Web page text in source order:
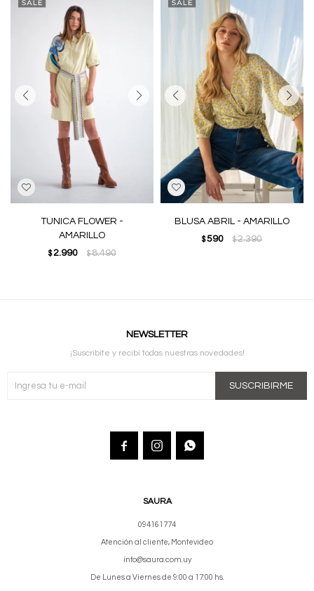
TUNICA FLOWER -
AMARILLO
$ 2.990 $8.490
BLUSA ABRIL - AMARILLO
$590 $2.390
SAURA
094161774
Atención al cliente, Montevideo
info@saura.com.uy
De Lunes a Viernes de 9:00 a 17:00 hs.
NEWSLETTER
¡Suscribite y recibí todas nuestras novedades!
SUSCRIBIRME
  